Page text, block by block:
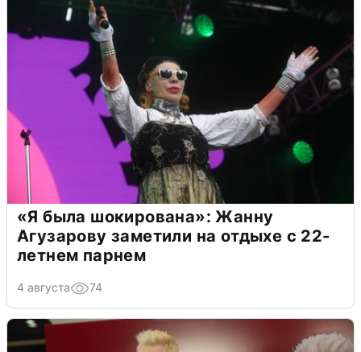
«Я была шокирована»: Жанну
Агузарову заметили на отдыхе с 22-
летнем парнем
4 августа 74